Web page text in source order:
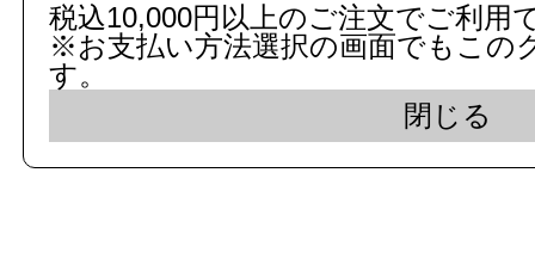
表示モード： モバ
税込10,000円以上のご注文でご利用
※お支払い方法選択の画面でもこの
す。
閉じる